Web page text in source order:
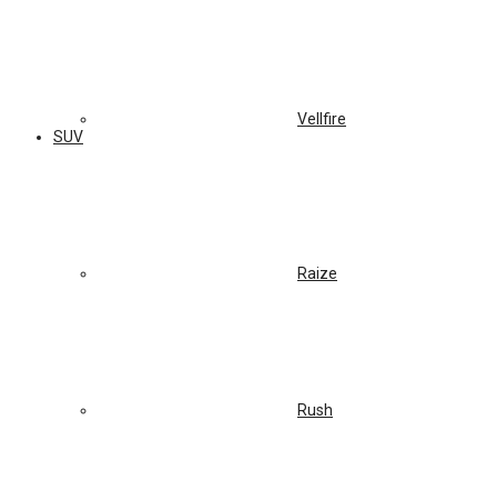
Vellfire
SUV
Raize
Rush